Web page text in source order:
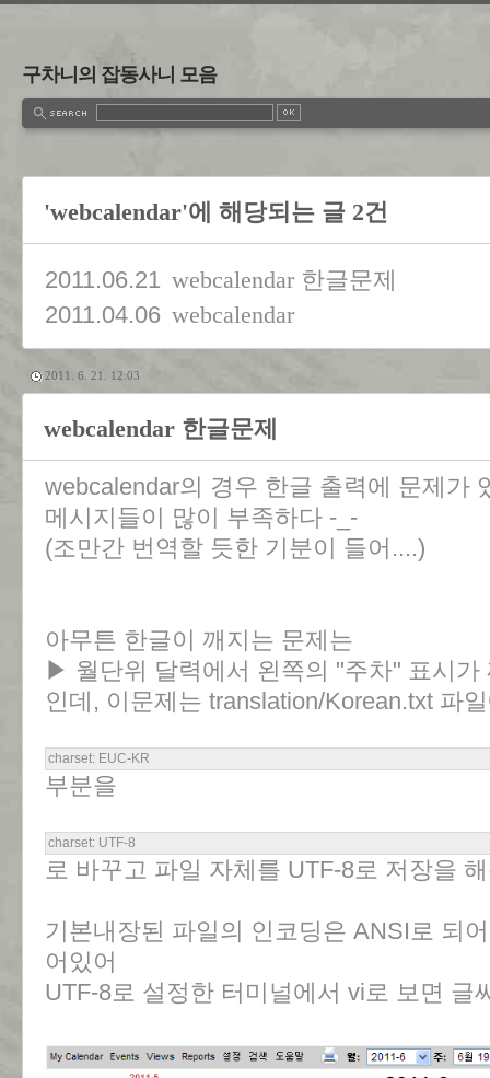
구차니의 잡동사니 모음
'webcalendar'에 해당되는 글 2건
2011.06.21 webcalendar 한글문제
2011.04.06 webcalendar
2011. 6. 21. 12:03
webcalendar 한글문제
webcalendar의 경우 한글 출력에 문제가
메시지들이 많이 부족하다 -_-
(조만간 번역할 듯한 기분이 들어....)
아무튼 한글이 깨지는 문제는
▶ 월단위 달력에서 왼쪽의 "주차" 표시가
인데, 이문제는 translation/Korean.txt 파
charset: EUC-KR
부분을
charset: UTF-8
로 바꾸고 파일 자체를 UTF-8로 저장을
기본내장된 파일의 인코딩은 ANSI로 되
어있어
UTF-8로 설정한 터미널에서 vi로 보면 글